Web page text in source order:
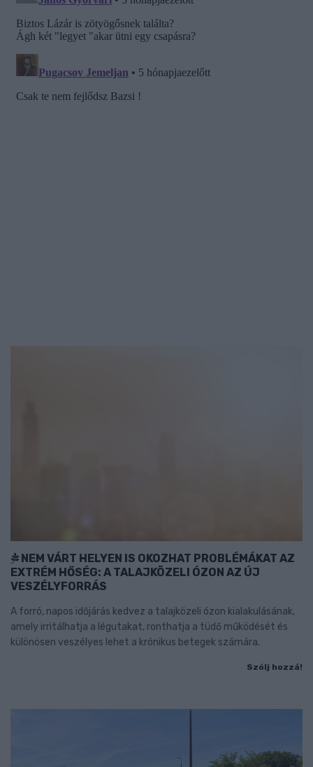
NEM VÁRT HELYEN IS OKOZHAT PROBLÉMÁKAT AZ
EXTRÉM HŐSÉG: A TALAJKÖZELI ÓZON AZ ÚJ
VESZÉLYFORRÁS
A forró, napos időjárás kedvez a talajközeli ózon kialakulásának,
amely irritálhatja a légutakat, ronthatja a tüdő működését és
különösen veszélyes lehet a krónikus betegek számára.
Szólj hozzá!